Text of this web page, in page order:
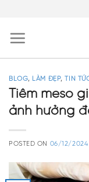
content
BLOG, LÀM ĐẸP,TIN
Tiêm meso
ảnh hưởng
POSTED ON 06/12/2024